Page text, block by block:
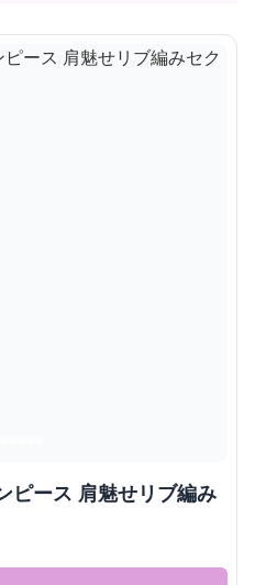
ピース 肩魅せリブ編み